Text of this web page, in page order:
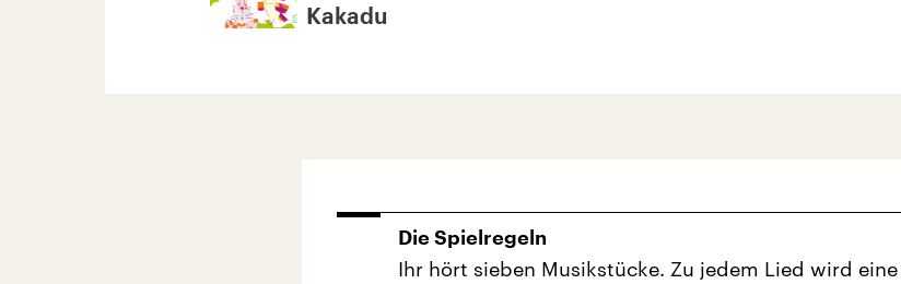
Kakadu
Die Spielregeln
Ihr hört sieben Musikstücke. Zu jedem Lied wird